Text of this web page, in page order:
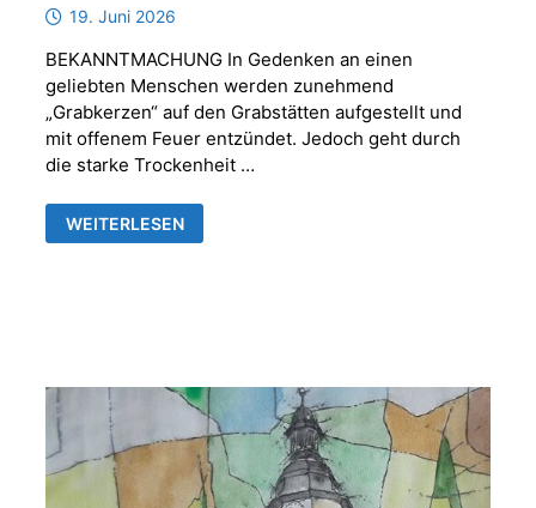
19. Juni 2026
BEKANNTMACHUNG In Gedenken an einen
geliebten Menschen werden zunehmend
„Grabkerzen“ auf den Grabstätten aufgestellt und
mit offenem Feuer entzündet. Jedoch geht durch
die starke Trockenheit …
KERZEN
ODER
WEITERLESEN